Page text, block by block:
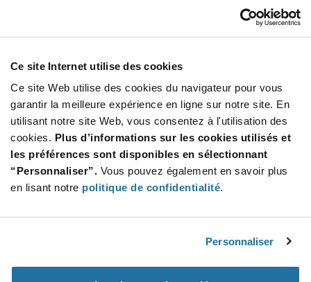
Ce site Internet utilise des cookies
Ce site Web utilise des cookies du navigateur pour vous
garantir la meilleure expérience en ligne sur notre site. En
utilisant notre site Web, vous consentez à l'utilisation des
cookies. Plus d’informations sur les cookies utilisés et
les préférences sont disponibles en sélectionnant
“Personnaliser”. Vous pouvez également en savoir plus
en lisant notre politique de confidentialité.
Personnaliser
100
200
$2.72
300+
$2.69
Information